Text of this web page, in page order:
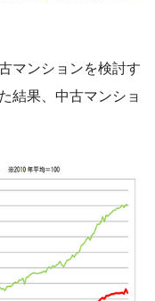
マンションを検討す
結果、中古マンショ